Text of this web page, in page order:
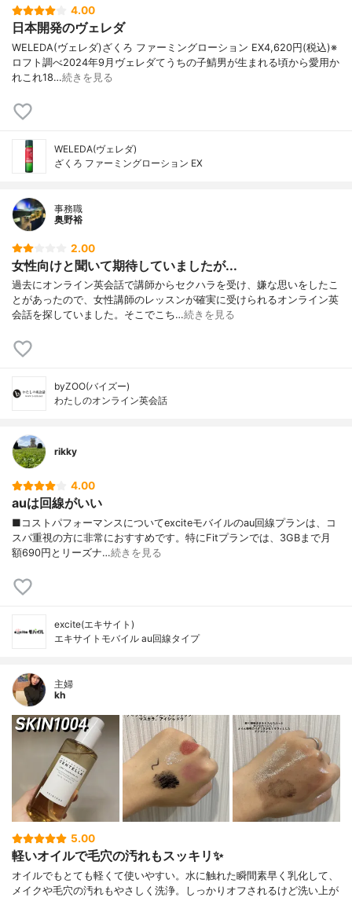
4.00
日本開発のヴェレダ
WELEDA(ヴェレダ)ざくろ ファーミングローション EX4,620円(税込)※
ロフト調べ2024年9月ヴェレダてうちの子鯖男が生まれる頃から愛用か
れこれ18…続きを見る
WELEDA(ヴェレダ)
ざくろ ファーミングローション EX
事務職
奥野裕
2.00
女性向けと聞いて期待していましたが...
過去にオンライン英会話で講師からセクハラを受け、嫌な思いをしたこ
とがあったので、女性講師のレッスンが確実に受けられるオンライン英
会話を探していました。そこでこち…続きを見る
byZOO(バイズー)
わたしのオンライン英会話
rikky
4.00
auは回線がいい
■コストパフォーマンスについてexciteモバイルのau回線プランは、コ
スパ重視の方に非常におすすめです。特にFitプランでは、3GBまで月
額690円とリーズナ…続きを見る
excite(エキサイト)
エキサイトモバイル au回線タイプ
主婦
kh
5.00
軽いオイルで毛穴の汚れもスッキリ✨
オイルでもとても軽くて使いやすい。水に触れた瞬間素早く乳化して、
メイクや毛穴の汚れもやさしく洗浄。しっかりオフされるけど洗い上が